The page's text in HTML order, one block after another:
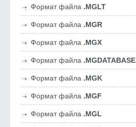
Формат файла .MGLT
Формат файла .MGR
Формат файла .MGX
Формат файла .MGDATABASE
Формат файла .MGK
Формат файла .MGF
Формат файла .MGL